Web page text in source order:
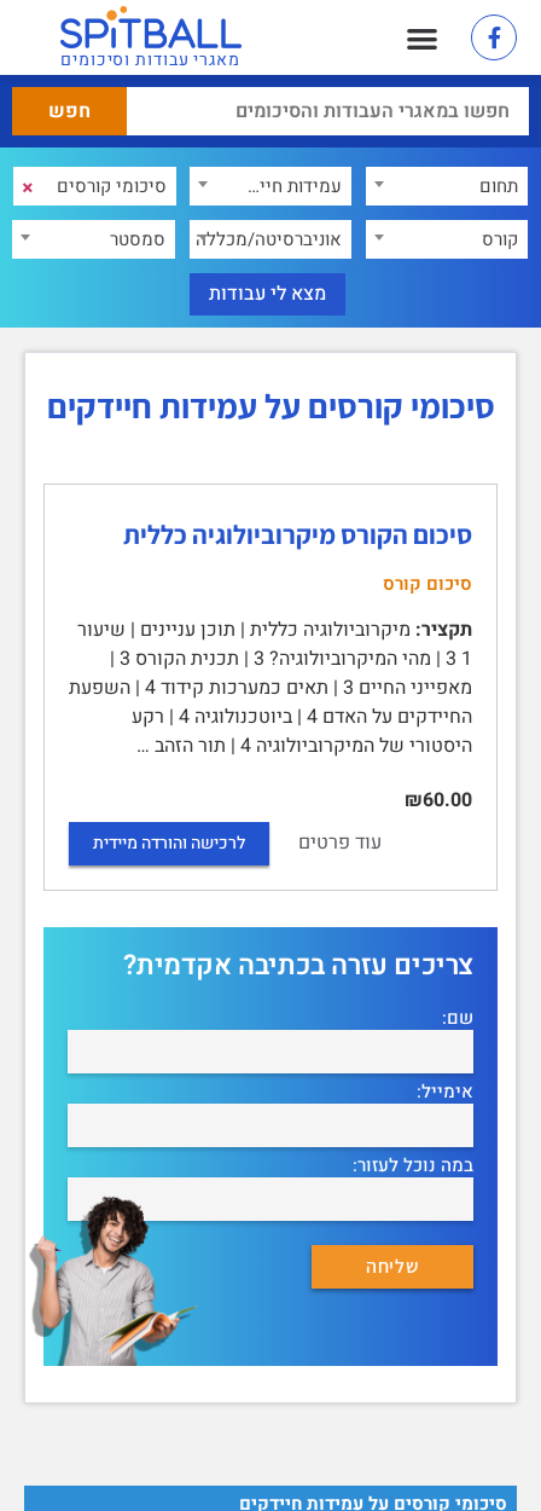
מאגרי עבודות וסיכומים
תחום עמידות חיידקים ×
קורס אוניברסיטה/מכללה סמסטר
סיכומי קורסים על עמידות חיידקים
סיכומי קורסים על עמידות חיידקים
סיכום הקורס מיקרוביולוגיה כללית
סיכום קורס
תקציר: מיקרוביולוגיה כללית | תוכן עניינים | שיעור
1 3 | מהי המיקרוביולוגיה? 3 | תכנית הקורס 3 |
מאפייני החיים 3 | תאים כמערכות קידוד 4 | השפעת
החיידקים על האדם 4 | ביוטכנולוגיה 4 | רקע
היסטורי של המיקרוביולוגיה 4 | תור הזהב …
₪60.00
עוד פרטים
לרכישה והורדה מיידית
צריכים עזרה בכתיבה אקדמית?
שם:
אימייל:
במה נוכל לעזור: